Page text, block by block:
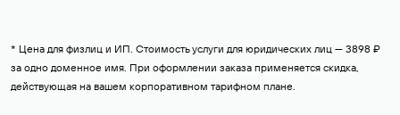
* Цена для физлиц и ИП. Стоимость услуги для юридических лиц — 3898 ₽
за одно доменное имя. При оформлении заказа применяется скидка,
действующая на вашем корпоративном тарифном плане.